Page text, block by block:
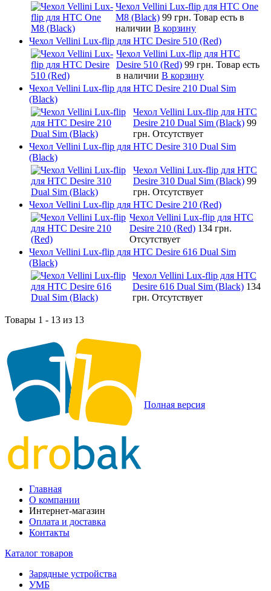
Чехол Vellini Lux-flip для HTC One
M8 (Black) 99 грн. Товар есть в
наличии В корзину
Чехол Vellini Lux-flip для HTC Desire 510 (Red)
Чехол Vellini Lux-flip для HTC
Desire 510 (Red) 99 грн. Товар есть
в наличии В корзину
Чехол Vellini Lux-flip для HTC Desire 210 Dual Sim
(Black)
Чехол Vellini Lux-flip для HTC
Desire 210 Dual Sim (Black) 99
грн. Отсутствует
Чехол Vellini Lux-flip для HTC Desire 310 Dual Sim
(Black)
Чехол Vellini Lux-flip для HTC
Desire 310 Dual Sim (Black) 99
грн. Отсутствует
Чехол Vellini Lux-flip для HTC Desire 210 (Red)
Чехол Vellini Lux-flip для HTC
Desire 210 (Red) 134 грн.
Отсутствует
Чехол Vellini Lux-flip для HTC Desire 616 Dual Sim
(Black)
Чехол Vellini Lux-flip для HTC
Desire 616 Dual Sim (Black) 134
грн. Отсутствует
Товары 1 - 13 из 13
Полная версия
Главная
О компании
Интернет-магазин
Оплата и доставка
Контакты
Каталог товаров
Зарядные устройства
УМБ